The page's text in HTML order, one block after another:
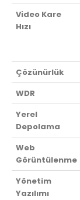
Video Kare
Hızı
Çözünürlük
WDR
Yerel
Depolama
Web
Görüntülenme
Yönetim
Yazılımı